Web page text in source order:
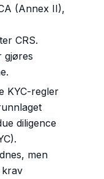
(Annex II),
CRS.
gjøres
KYC-regler
diligence
men
krav